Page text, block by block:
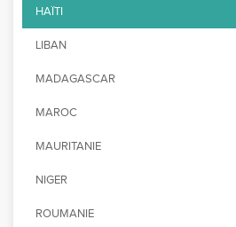
HAÏTI
LIBAN
MADAGASCAR
MAROC
MAURITANIE
NIGER
ROUMANIE